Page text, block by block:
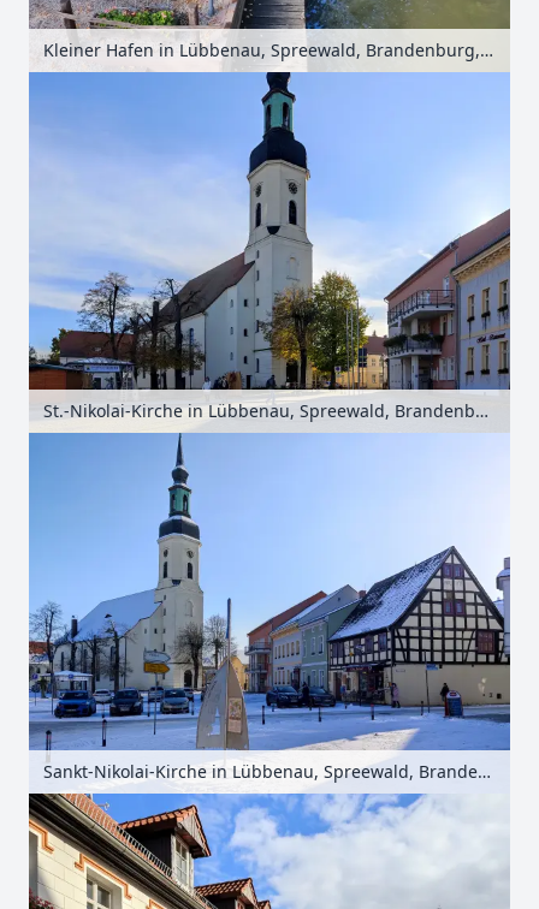
Kleiner Hafen in Lübbenau, Spreewald, Brandenburg, Deutschland
St.-Nikolai-Kirche in Lübbenau, Spreewald, Brandenburg, Deutschland
Sankt-Nikolai-Kirche in Lübbenau, Spreewald, Brandenburg, Deutschland